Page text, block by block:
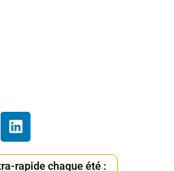
rapide chaque été :